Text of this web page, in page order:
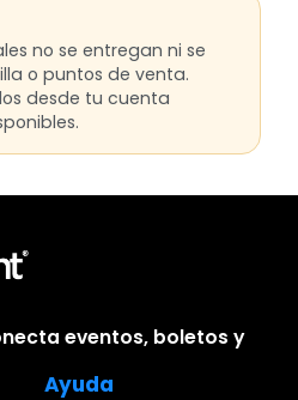
no se entregan ni se
o puntos de venta.
desde tu cuenta
eventos, boletos y
Ayuda